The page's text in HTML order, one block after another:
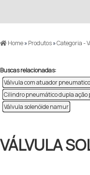
Home»Produtos»Categoria -
Buscas relacionadas:
Válvula com atuador pneumatico
Cilindro pneumático dupla ação
Válvula solenóide namur
VÁLVULA